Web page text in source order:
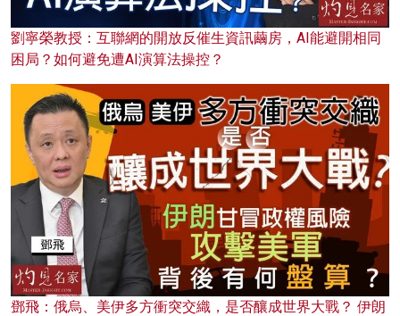
劉寧榮教授：互聯網的開放反催生資訊繭房，AI能避開相同
困局？如何避免遭AI演算法操控？
鄧飛：俄烏、美伊多方衝突交織，是否釀成世界大戰？ 伊朗